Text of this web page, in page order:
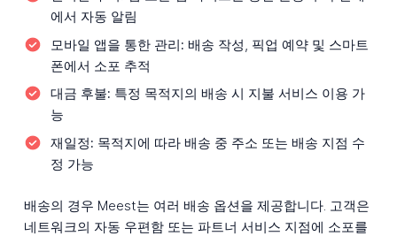
에서 자동 알림
모바일 앱을 통한 관리: 배송 작성, 픽업 예약 및 스마트
폰에서 소포 추적
대금 후불: 특정 목적지의 배송 시 지불 서비스 이용 가
능
재일정: 목적지에 따라 배송 중 주소 또는 배송 지점 수
정 가능
배송의 경우 Meest는 여러 배송 옵션을 제공합니다. 고객은
네트워크의 자동 우편함 또는 파트너 서비스 지점에 소포를